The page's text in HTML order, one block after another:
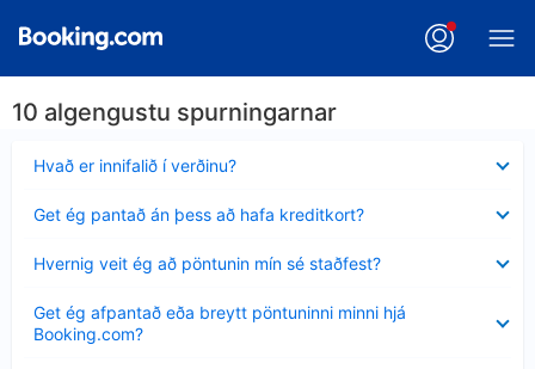
10 algengustu spurningarnar
Hvað er innifalið í verðinu?
sýnt
Get ég pantað án þess að hafa kreditkort?
sýnt
Hvernig veit ég að pöntunin mín sé staðfest?
sýnt
Get ég afpantað eða breytt pöntuninni minni hjá
Booking.com?
sýnt